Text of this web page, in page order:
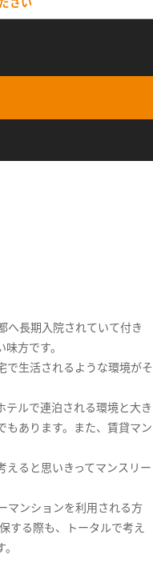
へ長期入院されていて付き
方です。
で生活されるような環境がそ
テルで連泊される環境と大き
もあります。また、賃貸マン
ると思いきってマンスリー
マンションを利用される方
する際も、トータルで考え